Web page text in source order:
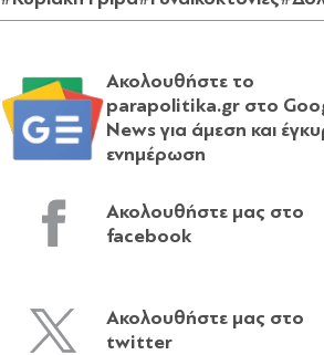
Ακολουθήστε το
parapolitika.gr στο
News για άμεση και
ενημέρωση
Ακολουθήστε μας στο
facebook
Ακολουθήστε μας στο
twitter